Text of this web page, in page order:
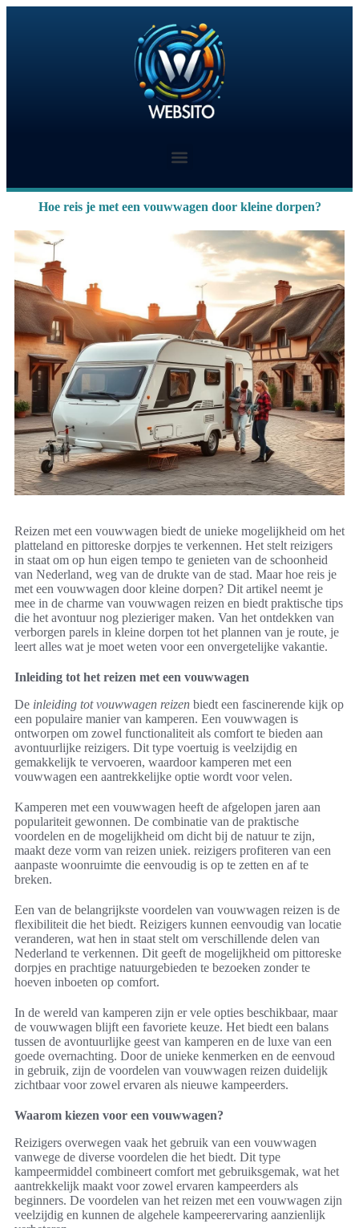
Hoe reis je met een vouwwagen door kleine dorpen?
Reizen met een vouwwagen biedt de unieke mogelijkheid om het
platteland en pittoreske dorpjes te verkennen. Het stelt reizigers
in staat om op hun eigen tempo te genieten van de schoonheid
van Nederland, weg van de drukte van de stad. Maar hoe reis je
met een vouwwagen door kleine dorpen? Dit artikel neemt je
mee in de charme van vouwwagen reizen en biedt praktische tips
die het avontuur nog plezieriger maken. Van het ontdekken van
verborgen parels in kleine dorpen tot het plannen van je route, je
leert alles wat je moet weten voor een onvergetelijke vakantie.
Inleiding tot het reizen met een vouwwagen
De inleiding tot vouwwagen reizen biedt een fascinerende kijk op
een populaire manier van kamperen. Een vouwwagen is
ontworpen om zowel functionaliteit als comfort te bieden aan
avontuurlijke reizigers. Dit type voertuig is veelzijdig en
gemakkelijk te vervoeren, waardoor kamperen met een
vouwwagen een aantrekkelijke optie wordt voor velen.
Kamperen met een vouwwagen heeft de afgelopen jaren aan
populariteit gewonnen. De combinatie van de praktische
voordelen en de mogelijkheid om dicht bij de natuur te zijn,
maakt deze vorm van reizen uniek. reizigers profiteren van een
aanpaste woonruimte die eenvoudig is op te zetten en af te
breken.
Een van de belangrijkste voordelen van vouwwagen reizen is de
flexibiliteit die het biedt. Reizigers kunnen eenvoudig van locatie
veranderen, wat hen in staat stelt om verschillende delen van
Nederland te verkennen. Dit geeft de mogelijkheid om pittoreske
dorpjes en prachtige natuurgebieden te bezoeken zonder te
hoeven inboeten op comfort.
In de wereld van kamperen zijn er vele opties beschikbaar, maar
de vouwwagen blijft een favoriete keuze. Het biedt een balans
tussen de avontuurlijke geest van kamperen en de luxe van een
goede overnachting. Door de unieke kenmerken en de eenvoud
in gebruik, zijn de voordelen van vouwwagen reizen duidelijk
zichtbaar voor zowel ervaren als nieuwe kampeerders.
Waarom kiezen voor een vouwwagen?
Reizigers overwegen vaak het gebruik van een vouwwagen
vanwege de diverse voordelen die het biedt. Dit type
kampeermiddel combineert comfort met gebruiksgemak, wat het
aantrekkelijk maakt voor zowel ervaren kampeerders als
beginners. De voordelen van het reizen met een vouwwagen zijn
veelzijdig en kunnen de algehele kampeerervaring aanzienlijk